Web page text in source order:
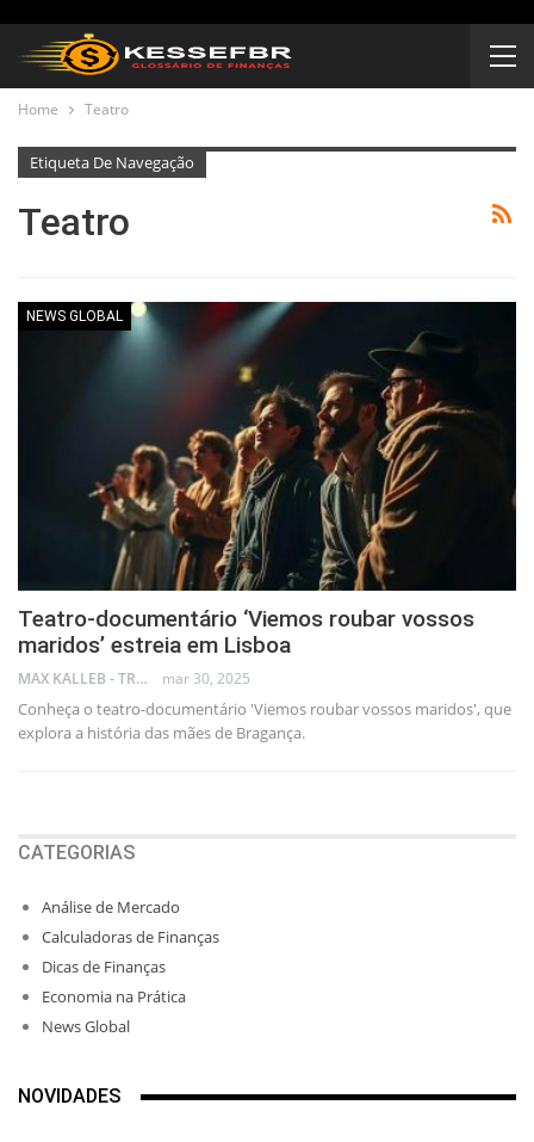
Home Teatro
Etiqueta De Navegação
Teatro
NEWS GLOBAL
Teatro-documentário ‘Viemos roubar vossos
maridos’ estreia em Lisboa
MAX KALLEB - TRADER mar 30, 2025
Conheça o teatro-documentário 'Viemos roubar vossos maridos', que
explora a história das mães de Bragança.
CATEGORIAS
Análise de Mercado
Calculadoras de Finanças
Dicas de Finanças
Economia na Prática
News Global
NOVIDADES